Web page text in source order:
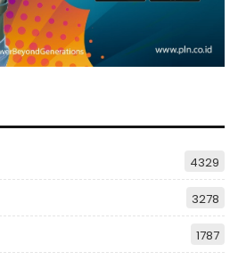
4329
3278
1787